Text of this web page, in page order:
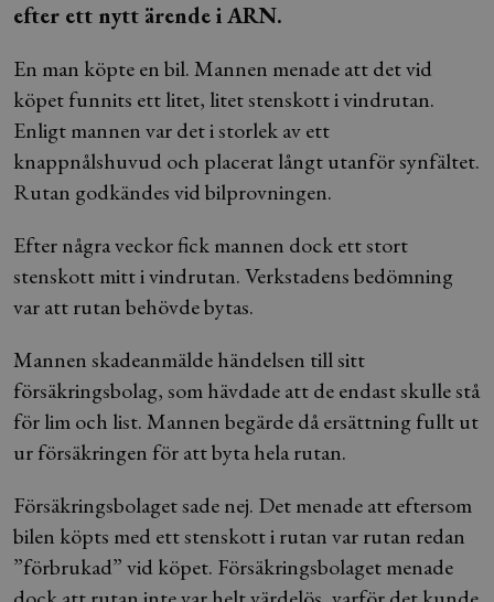
efter ett nytt ärende i ARN.
En man köpte en bil. Mannen menade att det vid
köpet funnits ett litet, litet stenskott i vindrutan.
Enligt mannen var det i storlek av ett
knappnålshuvud och placerat långt utanför synfältet.
Rutan godkändes vid bilprovningen.
Efter några veckor fick mannen dock ett stort
stenskott mitt i vindrutan. Verkstadens bedömning
var att rutan behövde bytas.
Mannen skadeanmälde händelsen till sitt
försäkringsbolag, som hävdade att de endast skulle stå
för lim och list. Mannen begärde då ersättning fullt ut
ur försäkringen för att byta hela rutan.
Försäkringsbolaget sade nej. Det menade att eftersom
bilen köpts med ett stenskott i rutan var rutan redan
”förbrukad” vid köpet. Försäkringsbolaget menade